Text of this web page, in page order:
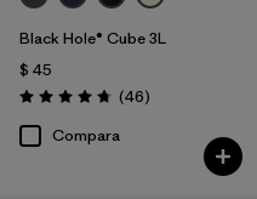
Black Hole® Cube 3L
$ 45
Valoración: 4.8 / 5
(46Comentarios
)
Compara